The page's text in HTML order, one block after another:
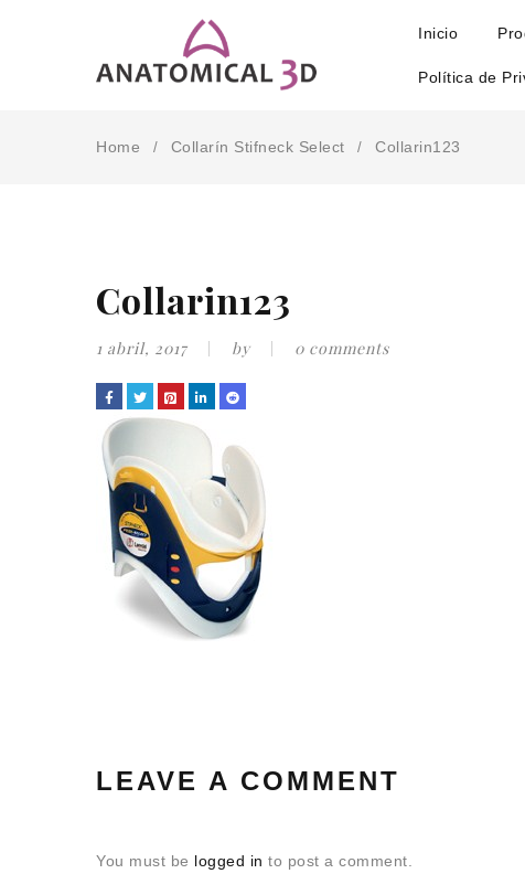
Inicio
Política de
Home / Collarín Stifneck Select / Collarin123
Collarin123
1 abril, 2017 by 0 comments
LEAVE A COMMENT
You must be logged in to post a comment.